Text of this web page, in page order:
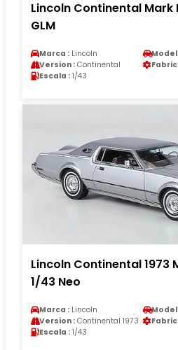
Lincoln Continental Mark
GLM
Marca : Lincoln
Version : Continental
Escala : 1/43
Lincoln Continental 1973
1/43 Neo
Marca : Lincoln
Version : Continental 1973
Escala : 1/43